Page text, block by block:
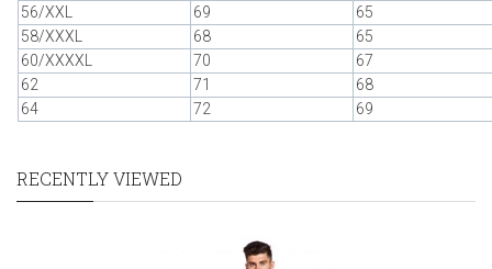
56/XXL
69
65
58/XXXL
68
65
60/XXXXL
70
67
62
71
68
64
72 69
RECENTLY VIEWED